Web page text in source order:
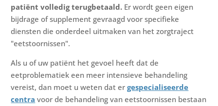
patiënt volledig terugbetaald. Er wordt geen eigen
bijdrage of supplement gevraagd voor specifieke
diensten die onderdeel uitmaken van het zorgtraject
"eetstoornissen".
Als u of uw patiënt het gevoel heeft dat de
eetproblematiek een meer intensieve behandeling
vereist, dan moet u weten dat ergespecialiseerde
centra voor de behandeling van eetstoornissen bestaan